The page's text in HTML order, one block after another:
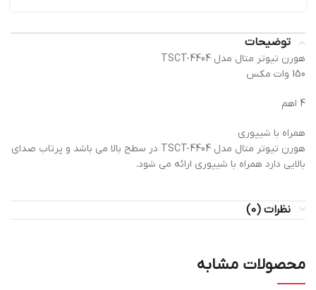
توضیحات
هورن تیوتر متال مدل TSCT-4404
150 وات مکس
4 اهم
همراه با شیپوری
هورن تیوتر متال مدل TSCT-4404 در سطح بالا می باشد و پرتاب صدای
بالایی دارد همراه با شیپوری ارائه می شود.
نظرات (0)
محصولات مشابه